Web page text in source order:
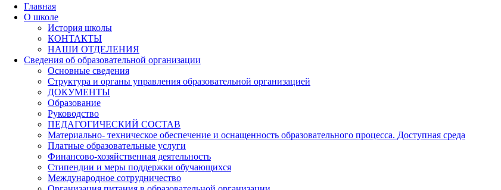
Главная
О школе
История школы
КОНТАКТЫ
НАШИ ОТДЕЛЕНИЯ
Сведения об образовательной организации
Основные сведения
Структура и органы управления образовательной организацией
ДОКУМЕНТЫ
Образование
Руководство
ПЕДАГОГИЧЕСКИЙ СОСТАВ
Материально- техническое обеспечение и оснащенность образовательного процесса. Доступная среда
Платные образовательные услуги
Финансово-хозяйственная деятельность
Стипендии и меры поддержки обучающихся
Международное сотрудничество